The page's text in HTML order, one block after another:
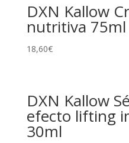
DXN Kallow
nutritiva 75ml
18,60€
DXN Kallow
efecto lifting
30ml